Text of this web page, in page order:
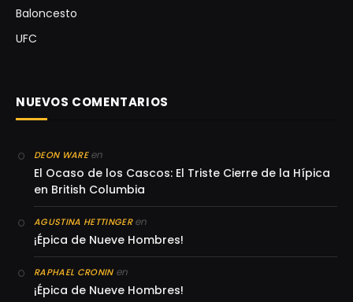
Baloncesto
UFC
NUEVOS COMENTARIOS
DEON WAREen
El Ocaso de los Cascos: El Triste Cierre de la Hípica
en British Columbia
AGUSTINA HETTINGERen
¡Épica de Nueve Hombres!
RAPHAEL CRONINen
¡Épica de Nueve Hombres!